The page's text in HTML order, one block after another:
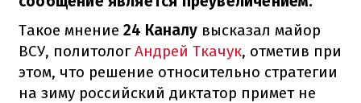
Такое мнение 24 Каналу высказал майор
ВСУ, политологАндрей Ткачук, отметив при
этом, что решение относительно стратегии
на зиму российский диктатор примет не